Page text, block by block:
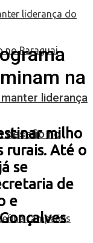
liderança
desafio no
na
milho
rurais. Até o
se
de
e